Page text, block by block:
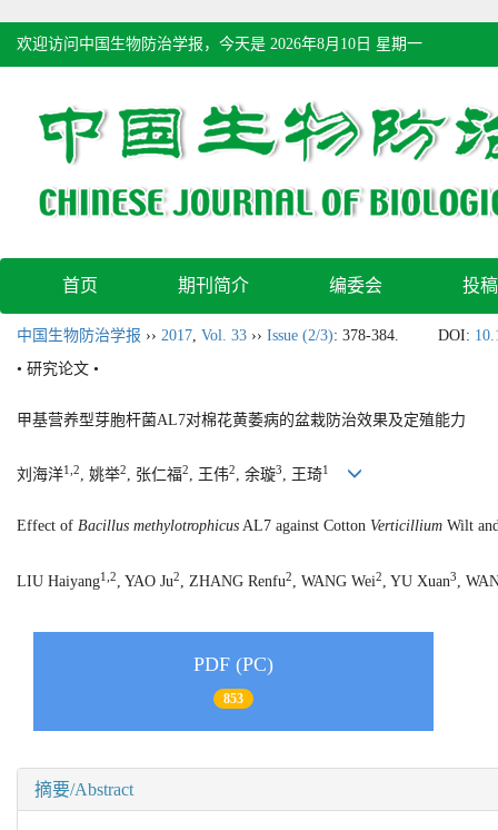
欢迎访问中国生物防治学报，今天是 2026年8月10日 星期一
首页 期刊简介 编委会 投
中国生物防治学报 ›› 2017, Vol. 33 ›› Issue (2/3): 378-384. DOI:
• 研究论文 •
甲基营养型芽胞杆菌AL7对棉花黄萎病的盆栽防治效果及定殖能力
刘海洋1,2, 姚举2, 张仁福2, 王伟2, 余璇3, 王琦1
Effect of Bacillus methylotrophicus AL7 against Cotton Verticillium Wilt
LIU Haiyang1,2 , YAO Ju2 , ZHANG Renfu2 , WANG Wei2 , YU Xuan3 ,
PDF (PC)
853
摘要/Abstract